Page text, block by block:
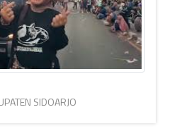
SIDOARJO